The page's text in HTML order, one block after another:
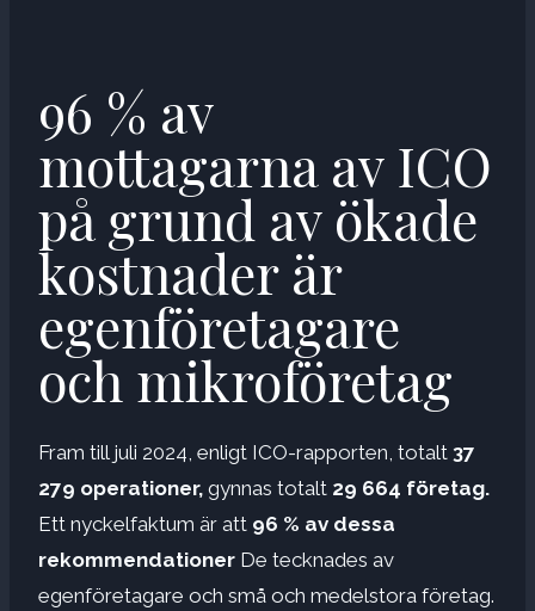
96 % av
mottagarna av ICO
på grund av ökade
kostnader är
egenföretagare
och mikroföretag
Fram till juli 2024, enligt ICO-rapporten, totalt 37
279 operationer, gynnas totalt 29 664 företag.
Ett nyckelfaktum är att 96 % av dessa
rekommendationer De tecknades av
egenföretagare och små och medelstora företag.